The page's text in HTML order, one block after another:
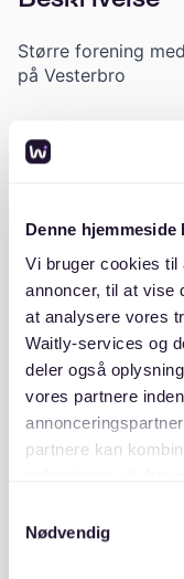
Denne
Vi bruger cookies til
annoncer, til at vise
at analysere vores
Waitly-services og
deler også
vores partnere
partnere kan
cookies, hvis du
Nødvendig
Større forening
på Vesterbro
Placeringer
A/B Ny Carlsberg
modtagelse af
244
(227 aktive / 17